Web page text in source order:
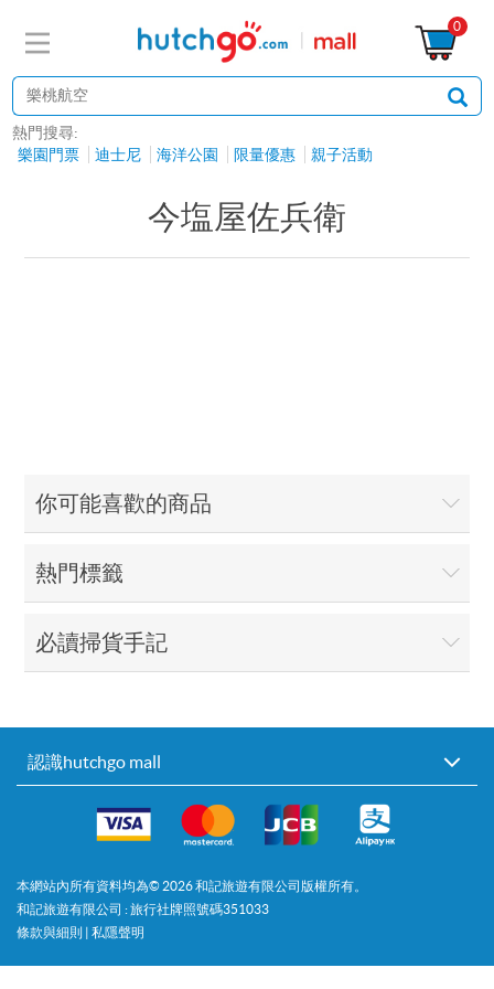
0
熱門搜尋:
樂園門票
迪士尼 海洋公園 限量優惠 親子活動
今塩屋佐兵衛
你可能喜歡的商品
熱門標籤
必讀掃貨手記
認識hutchgo mall
本網站內所有資料均為© 2026和記旅遊有限公司版權所有。
和記旅遊有限公司 : 旅行社牌照號碼351033
條款與細則 | 私隱聲明